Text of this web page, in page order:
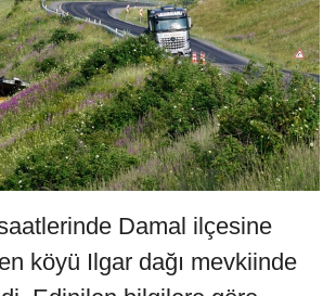
Damal ilçesine
köyü Ilgar dağı mevkiinde